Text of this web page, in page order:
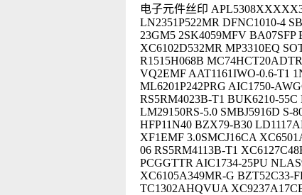
电子元件丝印
LN2351P522MR DFNC1010-4
23GM5 2SK4059MFV
XC6102D532MR MP3310EQ
R1515H068B
VQ2EMF AAT1161IWO-0.6-T1
ML6201P242PRG AIC1750-
RS5RM4023B-T1 BUK6210-55C
LM29150RS-5.0 SMBJ5916D S-
HFP11N40 BZX79-B30
XF1EMF 3.0SMCJ16CA
06 RS5RM4113B-T1
PCGGTTR AIC1734-25PU
XC6105A349MR-G BZT52C33-
TC1302AHQVUA